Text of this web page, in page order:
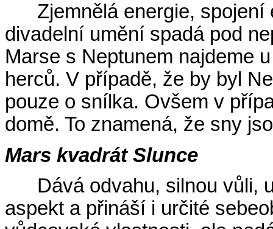
Zjemnělá energie,
divadelní umění spadá pod
Marse s Neptunem najdeme
herců. V případě, že by byl
pouze o snílka. Ovšem v
domě. To znamená, že sny
Mars kvadrát Slunce
Dává odvahu, silnou vůli,
aspekt a přináší i určité